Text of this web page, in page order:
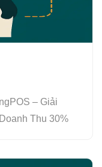
– Giải
Thu 30%